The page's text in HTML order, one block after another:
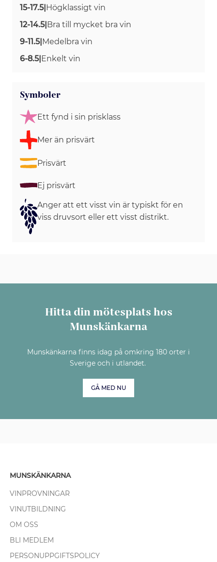
15-17.5| Högklassigt vin
12-14.5| Bra till mycket bra vin
9-11.5| Medelbra vin
6-8.5| Enkelt vin
Symboler
Ett fynd i sin prisklass
Mer än prisvärt
Prisvärt
Ej prisvärt
Anger att ett visst vin är typiskt för en
viss druvsort eller ett visst distrikt.
Hitta din mötesplats hos
Munskänkarna
Munskänkarna finns idag på omkring 180 orter i
Sverige och i utlandet.
GÅ MED NU
MUNSKÄNKARNA
VINPROVNINGAR
VINUTBILDNING
OM OSS
BLI MEDLEM
PERSONUPPGIFTSPOLICY